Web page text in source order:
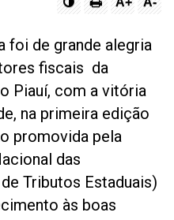
foi de grande alegria
fiscais da
Piauí, com a vitória
na primeira edição
promovida pela
das
Tributos Estaduais)
às boas